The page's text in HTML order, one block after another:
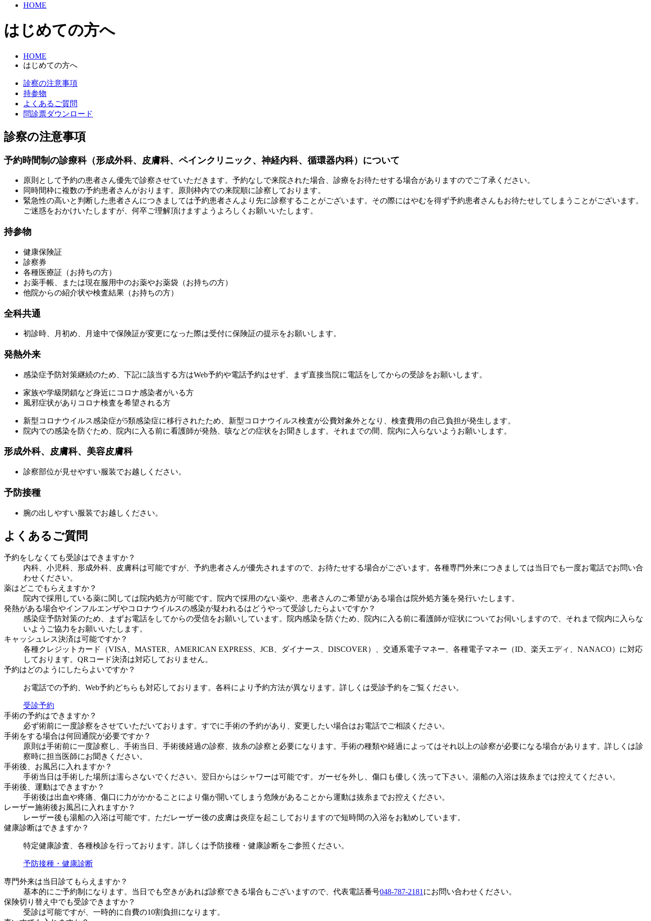
HOME
はじめての方へ
HOME
はじめての方へ
診察の注意事項
持参物
よくあるご質問
問診票ダウンロード
診察の注意事項
予約時間制の診療科（形成外科、皮膚科、ペインクリニック、神経内科、循環器内科）について
原則として予約の患者さん優先で診察させていただきます。予約なしで来院された場合、診療をお待たせする場合がありますのでご了承ください。
同時間枠に複数の予約患者さんがおります。原則枠内での来院順に診察しております。
緊急性の高いと判断した患者さんにつきましては予約患者さんより先に診察することがございます。その際にはやむを得ず予約患者さんもお待たせしてしまうことがございます。
ご迷惑をおかけいたしますが、何卒ご理解頂けますようよろしくお願いいたします。
持参物
健康保険証
診察券
各種医療証（お持ちの方）
お薬手帳、または現在服用中のお薬やお薬袋（お持ちの方）
他院からの紹介状や検査結果（お持ちの方）
全科共通
初診時、月初め、月途中で保険証が変更になった際は受付に保険証の提示をお願いします。
発熱外来
感染症予防対策継続のため、下記に該当する方はWeb予約や電話予約はせず、まず直接当院に電話をしてからの受診をお願いします。
家族や学級閉鎖など身近にコロナ感染者がいる方
風邪症状がありコロナ検査を希望される方
新型コロナウイルス感染症が5類感染症に移行されたため、新型コロナウイルス検査が公費対象外となり、検査費用の自己負担が発生します。
院内での感染を防ぐため、院内に入る前に看護師が発熱、咳などの症状をお聞きします。それまでの間、院内に入らないようお願いします。
形成外科、皮膚科、美容皮膚科
診察部位が見せやすい服装でお越しください。
予防接種
腕の出しやすい服装でお越しください。
よくあるご質問
予約をしなくても受診はできますか？
内科、小児科、形成外科、皮膚科は可能ですが、予約患者さんが優先されますので、お待たせする場合がございます。各種専門外来につきましては当日でも一度お電話でお問い合
わせください。
薬はどこでもらえますか？
院内で採用している薬に関しては院内処方が可能です。院内で採用のない薬や、患者さんのご希望がある場合は院外処方箋を発行いたします。
発熱がある場合やインフルエンザやコロナウイルスの感染が疑われるはどうやって受診したらよいですか？
感染症予防対策のため、まずお電話をしてからの受信をお願いしています。院内感染を防ぐため、院内に入る前に看護師が症状についてお伺いしますので、それまで院内に入らな
いようご協力をお願いいたします。
キャッシュレス決済は可能ですか？
各種クレジットカード（VISA、MASTER、AMERICAN EXPRESS、JCB、ダイナース、DISCOVER）、交通系電子マネー、各種電子マネー（ID、楽天エディ、NANACO）に対応
しております。QRコード決済は対応しておりません。
予約はどのようにしたらよいですか？
お電話での予約、Web予約どちらも対応しております。各科により予約方法が異なります。詳しくは受診予約をご覧ください。
受診予約
手術の予約はできますか？
必ず術前に一度診察をさせていただいております。すでに手術の予約があり、変更したい場合はお電話でご相談ください。
手術をする場合は何回通院が必要ですか？
原則は手術前に一度診察し、手術当日、手術後経過の診察、抜糸の診察と必要になります。手術の種類や経過によってはそれ以上の診察が必要になる場合があります。詳しくは診
察時に担当医師にお聞きください。
手術後、お風呂に入れますか？
手術当日は手術した場所は濡らさないでください。翌日からはシャワーは可能です。ガーゼを外し、傷口も優しく洗って下さい。湯船の入浴は抜糸までは控えてください。
手術後、運動はできますか？
手術後は出血や疼痛、傷口に力がかかることにより傷が開いてしまう危険があることから運動は抜糸までお控えください。
レーザー施術後お風呂に入れますか？
レーザー後も湯船の入浴は可能です。ただレーザー後の皮膚は炎症を起こしておりますので短時間の入浴をお勧めしています。
健康診断はできますか？
特定健康診査、各種検診を行っております。詳しくは予防接種・健康診断をご参照ください。
予防接種・健康診断
専門外来は当日診てもらえますか？
基本的にご予約制になります。当日でも空きがあれば診察できる場合もございますので、代表電話番号048-787-2181にお問い合わせください。
保険切り替え中でも受診できますか？
受診は可能ですが、一時的に自費の10割負担になります。